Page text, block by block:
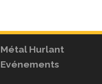
Métal Hurlant
Evénements